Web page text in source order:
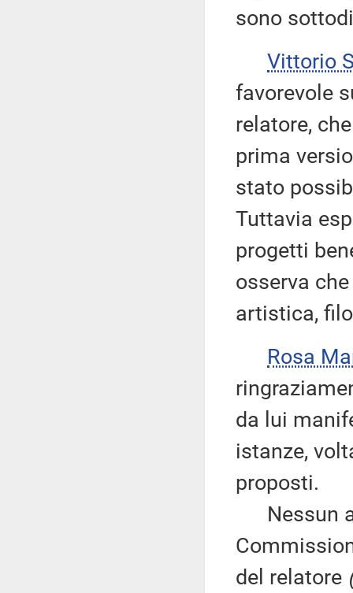
sono
Vittorio
favorevole
relatore,
prima
stato
Tuttavia
progetti
osserva
artistica,
Rosa
da lui
istanze,
proposti.
Nessun
del relatore